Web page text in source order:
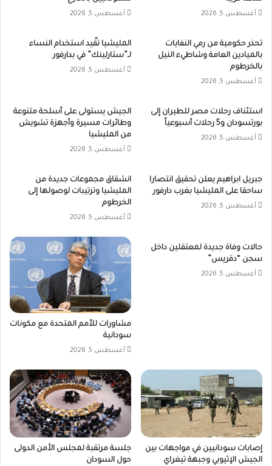
أغسطس 5, 2026 أغسطس 5, 2026
تحذر حكومية من رمي النفايات
بالميادين العامة وشاطيء النيل
بالخرطوم
أغسطس 5, 2026
المليشيا تقّيد استخدام النساء
لـ”ستارلينك” في بدارفور
أغسطس 5, 2026
استئناف رحلات مصر للطيران إلى
بورتسودان و5 رحلات أسبوعياً
أغسطس 5, 2026
الجيش يستولى على أسلحة متنوعة
وطائرات مسيرة وأجهزة تشويش
من المليشيا
أغسطس 5, 2026
جبريل ابراهيم يعلن تحقيق انتصارا
ساحقا على المليشيا بغرب دارفور
أغسطس 5, 2026
انشقاق مجموعات جديدة من
المليشيا وترتيبات لوصولها إلى
الخرطوم
أغسطس 5, 2026
حالات وفاة جديدة لمعتقلين داخل
سجن “دقريس”
أغسطس 5, 2026
مشاورات للأمم المتحدة مع مكونات
سودانية
أغسطس 5, 2026
إصابات سودانيين في مواجهات بين
الجيش الإثيوبي وجبهة تيغراي
جلسة مرتقبة لمجلس الأمن الدولى
حول السودان